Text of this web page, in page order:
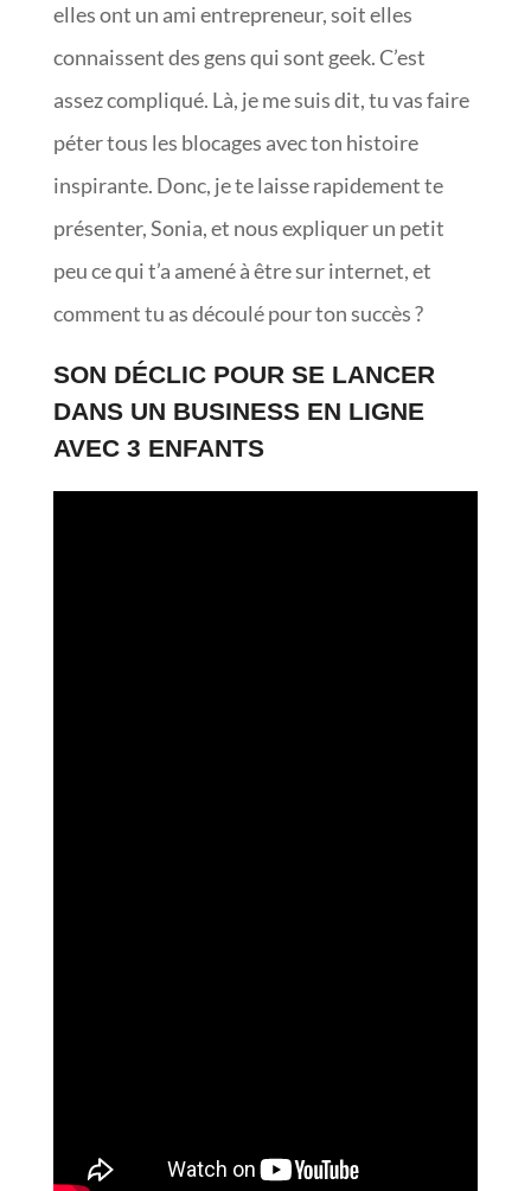
elles ont un ami entrepreneur, soit elles
connaissent des gens qui sont geek. C’est
assez compliqué. Là, je me suis dit, tu vas faire
péter tous les blocages avec ton histoire
inspirante. Donc, je te laisse rapidement te
présenter, Sonia, et nous expliquer un petit
peu ce qui t’a amené à être sur internet, et
comment tu as découlé pour ton succès ?
SON DÉCLIC POUR SE LANCER
DANS UN BUSINESS EN LIGNE
AVEC 3 ENFANTS